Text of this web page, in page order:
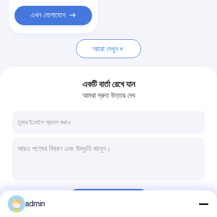
এখন যোগাযোগ
আরো দেখুন
একটি বার্তা রেখে যান
আমরা দ্রুত উত্তর দেব
admin